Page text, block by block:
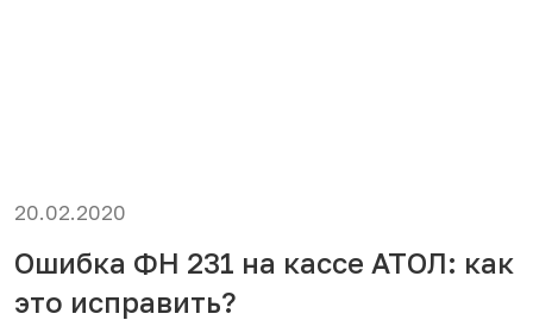
20.02.2020
Ошибка ФН 231 на кассе АТОЛ: как
это исправить?